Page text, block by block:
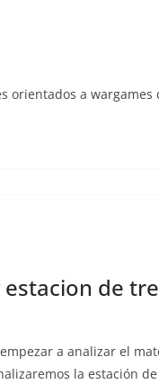
orientados a wargames
de
a analizar el
la estación de